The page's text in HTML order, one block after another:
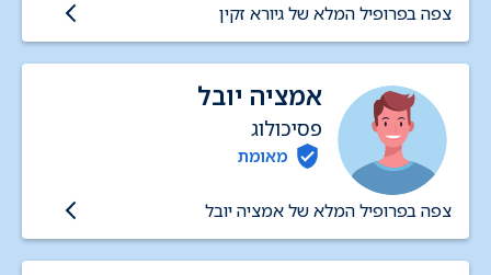
צפה בפרופיל המלא של גיורא זקין
אמציה יובל
פסיכולוג
מאומת
צפה בפרופיל המלא של אמציה יובל